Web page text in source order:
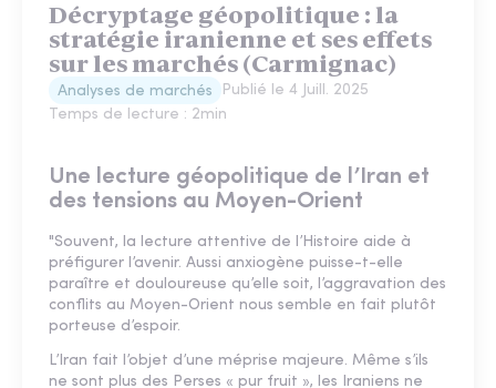
Décryptage géopolitique : la
stratégie iranienne et ses effets
sur les marchés (Carmignac)
Analyses de marchés Publié le 4 Juill. 2025
Temps de lecture : 2min
Une lecture géopolitique de l’Iran et
des tensions au Moyen-Orient
"Souvent, la lecture attentive de l’Histoire aide à
préfigurer l’avenir. Aussi anxiogène puisse-t-elle
paraître et douloureuse qu’elle soit, l’aggravation des
conflits au Moyen-Orient nous semble en fait plutôt
porteuse d’espoir.
L’Iran fait l’objet d’une méprise majeure. Même s’ils
ne sont plus des Perses « pur fruit », les Iraniens ne